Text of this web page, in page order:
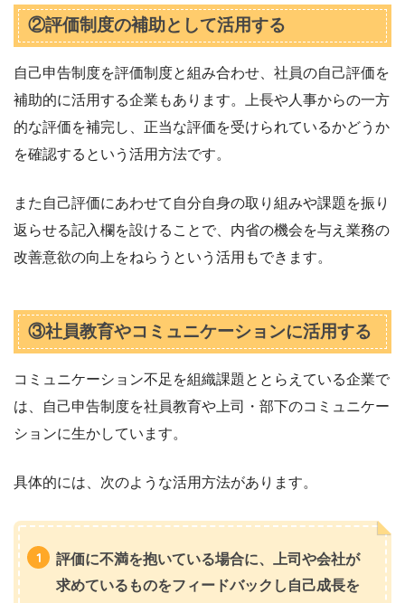
②評価制度の補助として活用する
自己申告制度を評価制度と組み合わせ、社員の自己評価を
補助的に活用する企業もあります。上長や人事からの一方
的な評価を補完し、正当な評価を受けられているかどうか
を確認するという活用方法です。
また自己評価にあわせて自分自身の取り組みや課題を振り
返らせる記入欄を設けることで、内省の機会を与え業務の
改善意欲の向上をねらうという活用もできます。
③社員教育やコミュニケーションに活用する
コミュニケーション不足を組織課題ととらえている企業で
は、自己申告制度を社員教育や上司・部下のコミュニケー
ションに生かしています。
具体的には、次のような活用方法があります。
評価に不満を抱いている場合に、上司や会社が
求めているものをフィードバックし自己成長を